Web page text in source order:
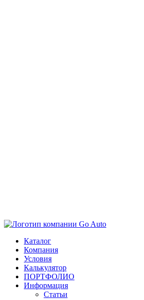
Каталог
Компания
Условия
Калькулятор
ПОРТФОЛИО
Информация
Статьи